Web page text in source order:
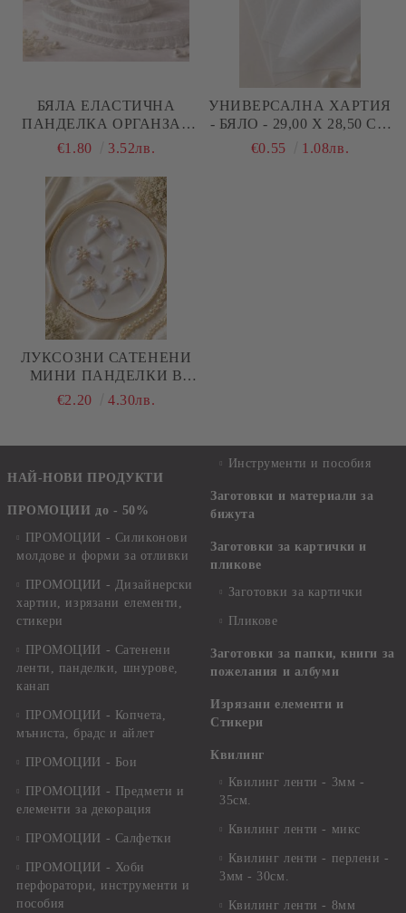
БЯЛА ЕЛАСТИЧНА
ПАНДЕЛКА ОРГАНЗА -
2,50 СМ - 2 М.
€1.80 3.52лв.
УНИВЕРСАЛНА ХАРТИЯ
- БЯЛО - 29,00 Х 28,50 СМ
- 5 ЛИСТА
€0.55 1.08лв.
ЛУКСОЗНИ САТЕНЕНИ
МИНИ ПАНДЕЛКИ В
БЯЛО С ПЕРЛИ И
€2.20 4.30лв.
НАЙ-НОВИ ПРОДУКТИ
ПРОМОЦИИ до - 50%
ПРОМОЦИИ - Силиконови
молдове и форми за отливки
ПРОМОЦИИ - Дизайнерски
хартии, изрязани елементи,
стикери
ПРОМОЦИИ - Сатенени
ленти, панделки, шнурове,
канап
ПРОМОЦИИ - Копчета,
мъниста, брадс и айлет
ПРОМОЦИИ - Бои
ПРОМОЦИИ - Предмети и
елементи за декорация
ПРОМОЦИИ - Салфетки
ПРОМОЦИИ - Хоби
перфоратори, инструменти и
пособия
Инструменти и пособия
Заготовки и материали за
бижута
Заготовки за картички и
пликове
Заготовки за картички
Пликове
Заготовки за папки, книги за
пожелания и албуми
Изрязани елементи и
Стикери
Квилинг
Квилинг ленти - 3мм -
35см.
Квилинг ленти - микс
Квилинг ленти - перлени -
3мм - 30см.
Квилинг ленти - 8мм